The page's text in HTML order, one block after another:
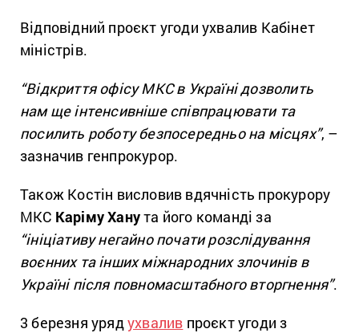
Відповідний проєкт угоди ухвалив Кабінет
міністрів.
“Відкриття офісу МКС в Україні дозволить
нам ще інтенсивніше співпрацювати та
посилить роботу безпосередньо на місцях”, –
зазначив генпрокурор.
Також Костін висловив вдячність прокурору
МКС Каріму Ханута його команді за
“ініціативу негайно почати розслідування
воєнних та інших міжнародних злочинів в
Україні після повномасштабного вторгнення”.
3 березня урядухвалив проєкт угоди з